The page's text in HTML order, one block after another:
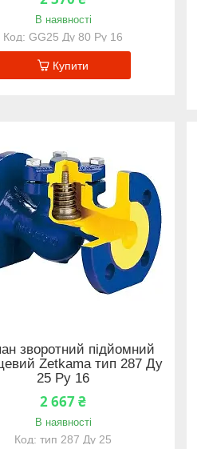
В наявності
GG25 Ду 80 Ру 16
Купити
зворотний підйомний
Zetkama тип 287 Ду
25 Ру 16
2 667 ₴
В наявності
тип 287 Ду 25